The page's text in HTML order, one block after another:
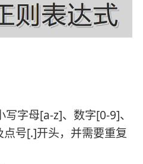
字母[a-z]、数字[0-9]、
号[.]开头，并需要重复